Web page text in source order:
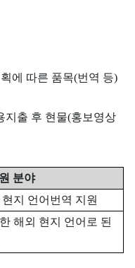
에 따른 품목(번역 등)
출 후 현물(홍보영상
분야
지 언어번역 지원
해외 현지 언어로 된